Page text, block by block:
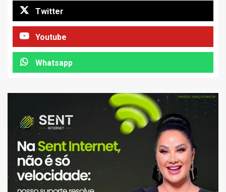
Twitter
Youtube
Whatsapp